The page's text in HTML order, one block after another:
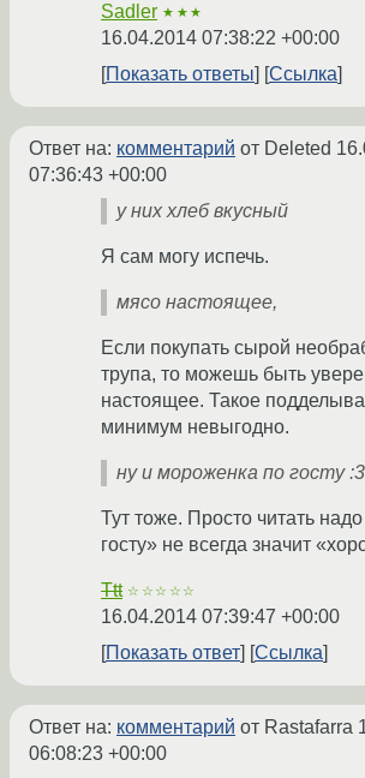
Sadler ★★★
16.04.2014 07:38:22 +00:00
Показать ответы
Ссылка
Ответ на: комментарий от Deleted
07:36:43 +00:00
у них хлеб вкусный
Я сам могу испечь.
мясо настоящее,
Если покупать сырой
трупа, то можешь быть
настоящее. Такое
минимум невыгодно.
ну и мороженка по госту :3
Тут тоже. Просто читать
госту» не всегда значит
Ttt ☆☆☆☆☆
16.04.2014 07:39:47 +00:00
Показать ответ
Ссылка
Ответ на: комментарий от Rastafarra
06:08:23 +00:00